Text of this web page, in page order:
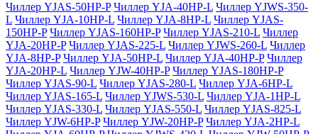
Чиллер YJAS-50HP-P Чиллер YJA-40HP-L Чиллер YJWS-350-
L Чиллер YJA-10HP-L Чиллер YJA-8HP-L Чиллер YJAS-
150HP-P Чиллер YJAS-160HP-P Чиллер YJAS-210-L Чиллер
YJA-20HP-P Чиллер YJAS-225-L Чиллер YJWS-260-L Чиллер
YJA-8HP-P Чиллер YJA-50HP-L Чиллер YJA-40HP-P Чиллер
YJA-20HP-L Чиллер YJW-40HP-P Чиллер YJAS-180HP-P
Чиллер YJAS-90-L Чиллер YJAS-280-L Чиллер YJA-6HP-L
Чиллер YJAS-165-L Чиллер YJWS-530-L Чиллер YJA-1HP-L
Чиллер YJAS-330-L Чиллер YJAS-550-L Чиллер YJAS-825-L
Чиллер YJW-6HP-P Чиллер YJW-20HP-P Чиллер YJA-2HP-L